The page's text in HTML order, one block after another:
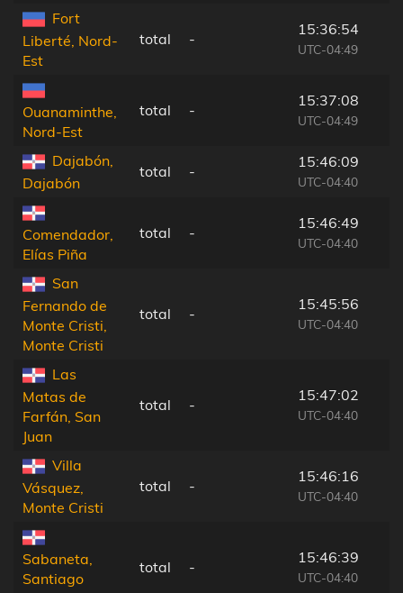
Fort
Liberté, Nord-
Est
total -
15:36:54
UTC-04:49
Ouanaminthe,
Nord-Est
total -
15:37:08
UTC-04:49
Dajabón,
Dajabón
total -
15:46:09
UTC-04:40
Comendador,
Elías Piña
total -
15:46:49
UTC-04:40
San
Fernando de
Monte Cristi,
Monte Cristi
total -
15:45:56
UTC-04:40
Las
Matas de
Farfán, San
Juan
total -
15:47:02
UTC-04:40
Villa
Vásquez,
Monte Cristi
total -
15:46:16
UTC-04:40
Sabaneta,
Santiago
total -
15:46:39
UTC-04:40